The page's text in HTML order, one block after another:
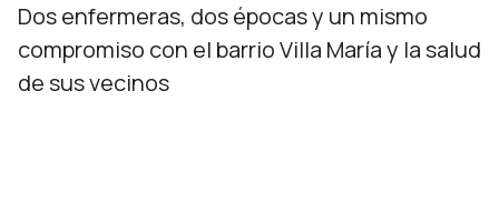
Dos enfermeras, dos épocas y un mismo
compromiso con el barrio Villa María y la salud
de sus vecinos